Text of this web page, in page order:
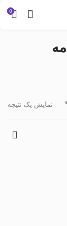
0
نمایش یک نتیجه